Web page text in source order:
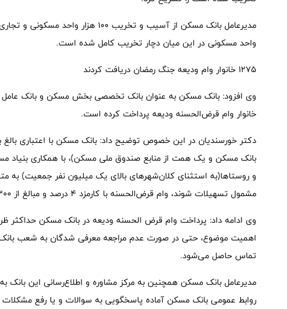
واحد مسکونی در این میان دچار تخریب کامل شده است.
۱۲۷۵ خانوار وام ودیعه جنگ رمضان دریافت کردند
خانوار وام قرض‌الحسنه ودیعه پرداخت کرده است.
بانک مسکن و یک همت از منابع صندوق ملی مسکن)، با همکاری بنیاد
و روستاها(به استثنای کلان‌شهرهای بالای یک میلیون نفر جمعیت) به
مشمول تسهیلات شوند، وام قرض‌الحسنه با کارمزد ۴ درصد و مبالغ از ۳۰۰ تا ۷۰۰ میلیون تومان پرداخت می‌کند.
وی ادامه داد: پرداخت وام قرض الحسنه ودیعه در بانک مسکن حداکثر
اهمیت موضوع، حتی در صورت عدم مراجعه معرفی شدگان به شعب
تماس حاصل می‌شود.
روابط عمومی بانک مسکن آماده پاسخگویی به سوالات و یا رفع